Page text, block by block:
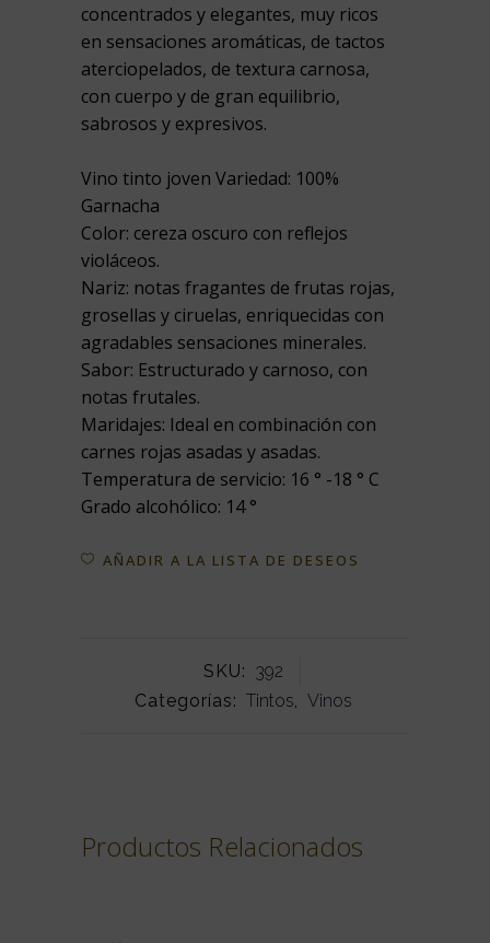
concentrados y elegantes, muy ricos
en sensaciones aromáticas, de tactos
aterciopelados, de textura carnosa,
con cuerpo y de gran equilibrio,
sabrosos y expresivos.
Vino tinto joven Variedad: 100%
Garnacha
Color: cereza oscuro con reflejos
violáceos.
Nariz: notas fragantes de frutas rojas,
grosellas y ciruelas, enriquecidas con
agradables sensaciones minerales.
Sabor: Estructurado y carnoso, con
notas frutales.
Maridajes: Ideal en combinación con
carnes rojas asadas y asadas.
Temperatura de servicio: 16 ° -18 ° C
Grado alcohólico: 14 °
AÑADIR A LA LISTA DE DESEOS
SKU: 392
Categorías: Tintos, Vinos
Productos Relacionados